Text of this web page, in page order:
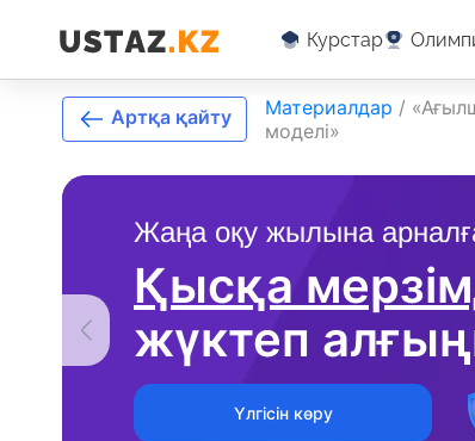
Курстар
Жаңа оқу жылына
Қысқа
жүктеп
Үлгісін көру
Артқа қайту Материалдар /
моделі»